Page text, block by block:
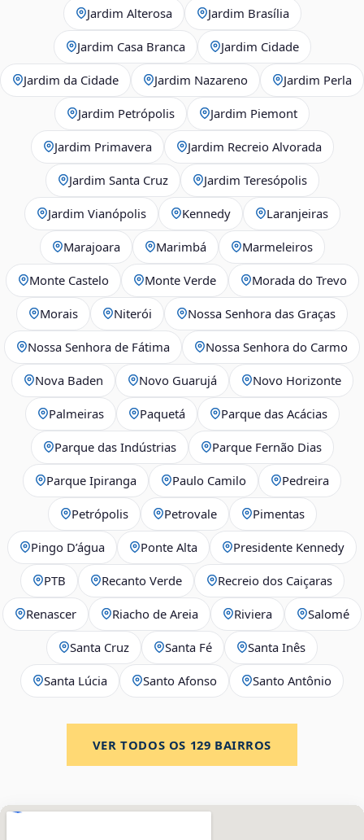
Jardim Alterosa Jardim Brasília
Jardim Casa Branca Jardim Cidade
Jardim da Cidade Jardim Nazareno Jardim Perla
Jardim Petrópolis Jardim Piemont
Jardim Primavera Jardim Recreio Alvorada
Jardim Santa Cruz Jardim Teresópolis
Jardim Vianópolis Kennedy Laranjeiras
Marajoara Marimbá Marmeleiros
Monte Castelo Monte Verde Morada do Trevo
Morais Niterói Nossa Senhora das Graças
Nossa Senhora de Fátima Nossa Senhora do Carmo
Nova Baden Novo Guarujá Novo Horizonte
Palmeiras Paquetá Parque das Acácias
Parque das Indústrias Parque Fernão Dias
Parque Ipiranga Paulo Camilo Pedreira
Petrópolis Petrovale Pimentas
Pingo D’água Ponte Alta Presidente Kennedy
PTB Recanto Verde Recreio dos Caiçaras
Renascer Riacho de Areia Riviera Salomé
Santa Cruz Santa Fé Santa Inês
Santa Lúcia Santo Afonso Santo Antônio
VER TODOS OS 129 BAIRROS